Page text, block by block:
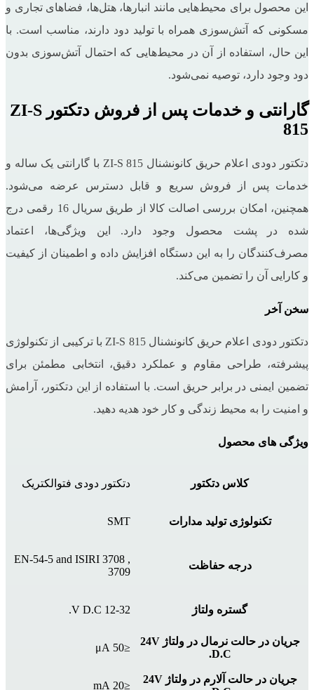
این محصول برای محیط‌هایی مانند انبارها، هتل‌ها، فضاهای تجاری و
مسکونی که آتش‌سوزی همراه با تولید دود دارند، مناسب است. با
این حال، استفاده از آن در محیط‌هایی که احتمال آتش‌سوزی بدون
دود وجود دارد، توصیه نمی‌شود.
گارانتی و خدمات پس از فروش دتکتور ZI-S
815
دتکتور دودی اعلام حریق کانونشنال ZI-S 815 با گارانتی یک ‌ساله و
خدمات پس از فروش سریع و قابل دسترس عرضه می‌شود.
همچنین، امکان بررسی اصالت کالا از طریق سریال 16 رقمی درج
شده در پشت محصول وجود دارد. این ویژگی‌ها، اعتماد
مصرف‌کنندگان را به این دستگاه افزایش داده و اطمینان از کیفیت
و کارایی آن را تضمین می‌کند.
سخن آخر
دتکتور دودی اعلام حریق کانونشنال ZI-S 815 با ترکیبی از تکنولوژی
پیشرفته، طراحی مقاوم و عملکرد دقیق، انتخابی مطمئن برای
تضمین ایمنی در برابر حریق است. با استفاده از این دتکتور، آرامش
و امنیت را به محیط زندگی و کار خود هدیه دهید.
ویژگی های محصول
کلاس دتکتور دتکتور دودی فتوالکتریک
تکنولوژی تولید مدارات SMT
درجه حفاظت
EN-54-5 and ISIRI 3708 ,
3709
گستره ولتاژ 12-32 V D.C.
جریان در حالت نرمال در ولتاژ 24V
D.C.
≤50 μA
جریان در حالت آلارم در ولتاژ 24V
≤20 mA